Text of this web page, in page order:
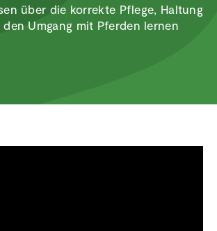
über die korrekte Pflege, Haltung
den Umgang mit Pferden lernen